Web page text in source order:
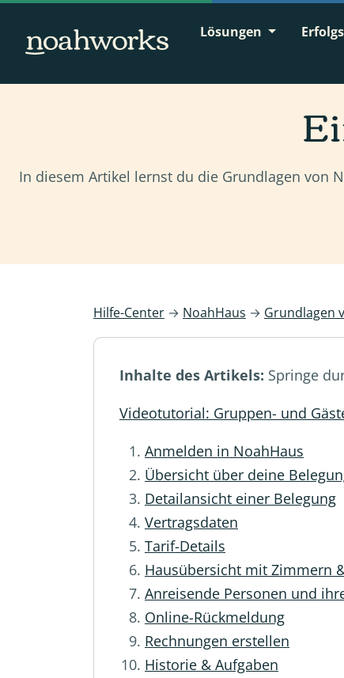
Lösungen
In diesem Artikel lernst du die Grundlagen von
Hilfe-Center → NoahHaus → Grundlagen
Inhalte des Artikels: Springe
Videotutorial: Gruppen- und
Anmelden in NoahHaus
Übersicht über deine
Detailansicht einer Belegung
Vertragsdaten
Tarif-Details
Hausübersicht mit Zimmern
Anreisende Personen und
Online-Rückmeldung
Rechnungen erstellen
Historie & Aufgaben